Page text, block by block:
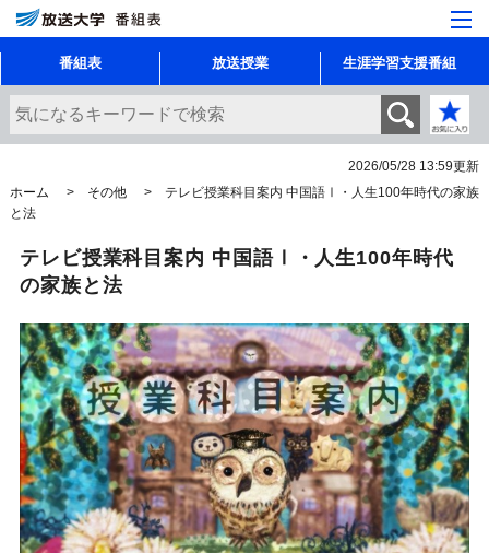
番組表 放送授業 生涯学習支援番組
2026/05/28 13:59更新
ホーム
その他
テレビ授業科目案内 中国語Ⅰ・人生100年時代の家族
と法
テレビ授業科目案内 中国語Ⅰ・人生100年時代
の家族と法